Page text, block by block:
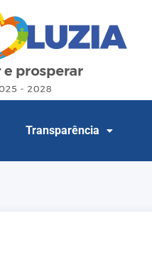
Transparência